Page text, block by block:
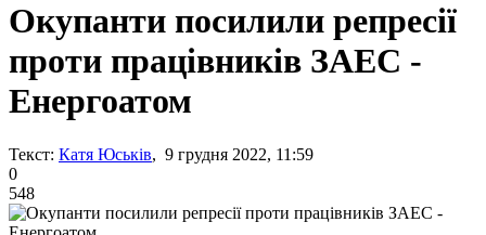
Окупанти посилили репресії
проти працівників ЗАЕС -
Енергоатом
Текст: Катя Юськів, 9 грудня 2022, 11:59
0
548